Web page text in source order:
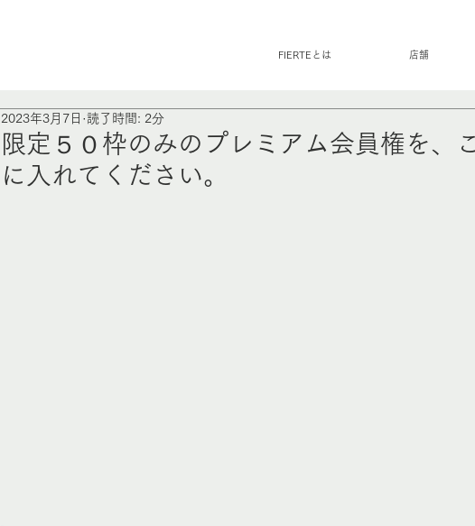
FIERTEとは 店舗
限定５０枠のみのプレミアム会員権を、
に入れてください。
2023年3月7日 読了時間: 2分